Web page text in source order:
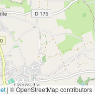
| © OpenStreetMap contributors